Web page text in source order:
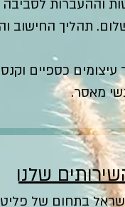
וההעברות
מאסר.
שלנו
בתחום של